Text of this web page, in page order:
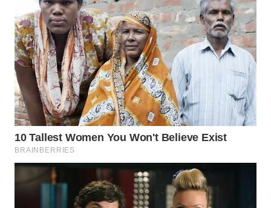
HEALTH
WAHANA
DESA
WISATA
LAPAK
WAHANA
Wahana
Network
KONSUMEN